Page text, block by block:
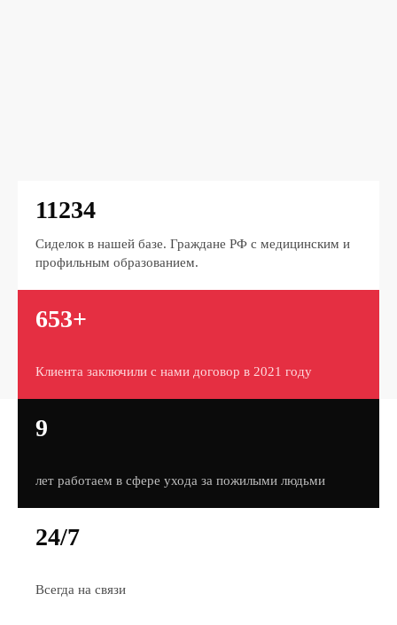
11234
Сиделок в нашей базе. Граждане РФ с медицинским и
профильным образованием.
653+
Клиента заключили с нами договор в 2021 году
9
лет работаем в сфере ухода за пожилыми людьми
24/7
Всегда на связи